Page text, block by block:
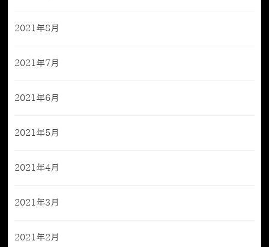
2021年8月
2021年7月
2021年6月
2021年5月
2021年4月
2021年3月
2021年2月